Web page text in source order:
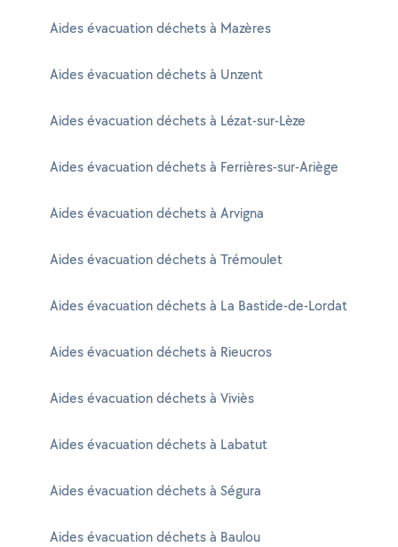
Aides évacuation déchets à Mazères
Aides évacuation déchets à Unzent
Aides évacuation déchets à Lézat-sur-Lèze
Aides évacuation déchets à Ferrières-sur-Ariège
Aides évacuation déchets à Arvigna
Aides évacuation déchets à Trémoulet
Aides évacuation déchets à La Bastide-de-Lordat
Aides évacuation déchets à Rieucros
Aides évacuation déchets à Viviès
Aides évacuation déchets à Labatut
Aides évacuation déchets à Ségura
Aides évacuation déchets à Baulou